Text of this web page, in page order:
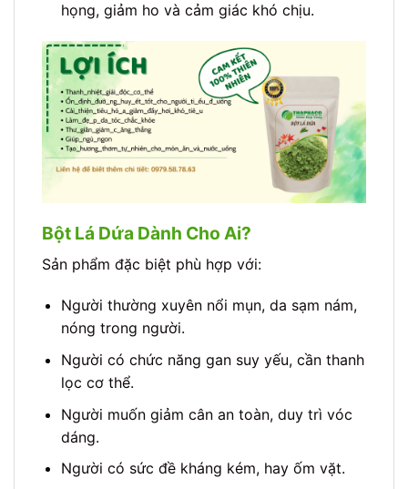
họng, giảm ho và cảm giác khó chịu.
Bột Lá Dứa Dành Cho Ai?
Sản phẩm đặc biệt phù hợp với:
Người thường xuyên nổi mụn, da sạm nám,
nóng trong người.
Người có chức năng gan suy yếu, cần thanh
lọc cơ thể.
Người muốn giảm cân an toàn, duy trì vóc
dáng.
Người có sức đề kháng kém, hay ốm vặt.